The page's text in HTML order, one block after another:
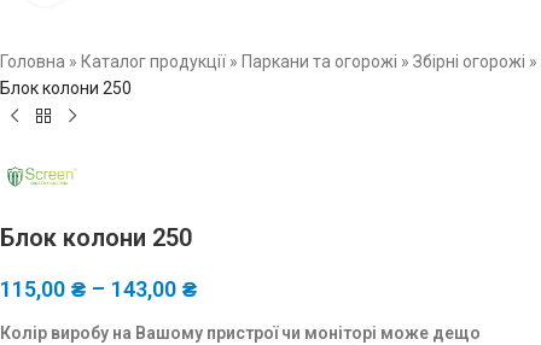
Головна » Каталог продукції » Паркани та огорожі » Збірні огорожі »
Блок колони 250
Блок колони 250
115,00 ₴ – 143,00 ₴
Колір виробу на Вашому пристрої чи моніторі може дещо